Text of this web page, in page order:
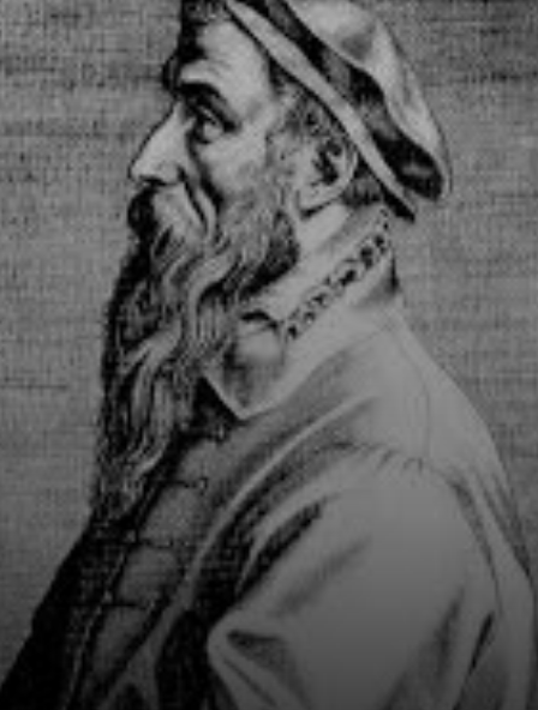
Sua jornada pela
Itália teve grande
impacto no
artista, que se
tornaria
conhecido pelos
seus trabalhos
paisagísticos e
humorísticos.